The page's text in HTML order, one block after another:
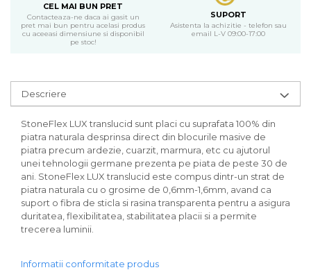
CEL MAI BUN PRET
Contacteaza-ne daca ai gasit un
pret mai bun pentru acelasi produs
cu aceeasi dimensiune si disponibil
pe stoc!
SUPORT
Asistenta la achizitie - telefon sau
email L-V 09:00-17:00
Descriere
StoneFlex LUX translucid sunt placi cu suprafata 100% din
piatra naturala desprinsa direct din blocurile masive de
piatra precum ardezie, cuarzit, marmura, etc cu ajutorul
unei tehnologii germane prezenta pe piata de peste 30 de
ani. StoneFlex LUX translucid este compus dintr-un strat de
piatra naturala cu o grosime de 0,6mm-1,6mm, avand ca
suport o fibra de sticla si rasina transparenta pentru a asigura
duritatea, flexibilitatea, stabilitatea placii si a permite
trecerea luminii.
Informatii conformitate produs